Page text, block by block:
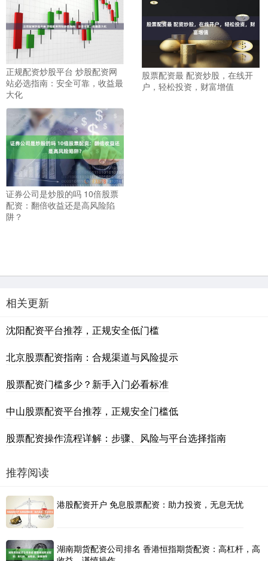
正规配资炒股平台 炒股配资网
站必选指南：安全可靠，收益最
大化
股票配资最 配资炒股，在线开
户，轻松投资，财富增值
证券公司是炒股的吗 10倍股票
配资：翻倍收益还是高风险陷
阱？
相关更新
沈阳配资平台推荐，正规安全低门槛
北京股票配资指南：合规渠道与风险提示
股票配资门槛多少？新手入门必看标准
中山股票配资平台推荐，正规安全门槛低
股票配资操作流程详解：步骤、风险与平台选择指南
推荐阅读
港股配资开户 免息股票配资：助力投资，无息无忧
湖南期货配资公司排名 香港恒指期货配资：高杠杆，高